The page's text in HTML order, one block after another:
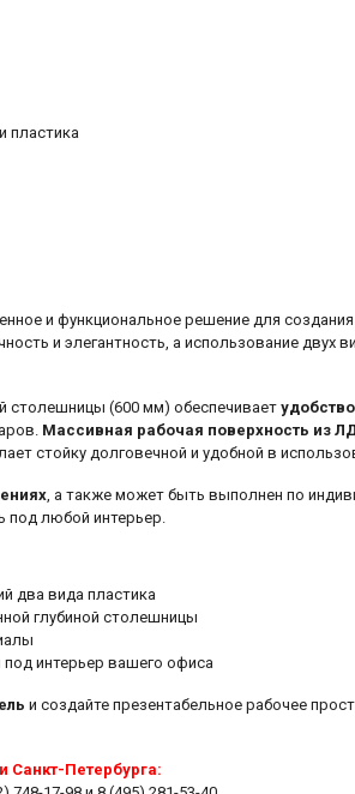
пластика
и функциональное решение для
и элегантность, а использование двух
столешницы (600 мм) обеспечивает
Массивная рабочая поверхность из
стойку долговечной и удобной в
, а также может быть выполнен по
под любой интерьер.
два вида пластика
глубиной столешницы
интерьер вашего офиса
и создайте презентабельное рабочее
Санкт-Петербурга: